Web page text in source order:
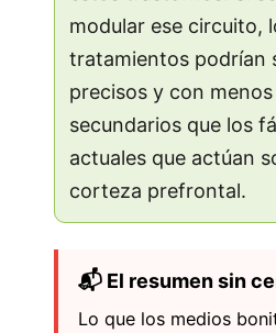
modular ese circuito,
tratamientos podrían
precisos y con
secundarios que los
actuales que actúan
corteza prefrontal.
📬 El resumen sin
Lo que los medios